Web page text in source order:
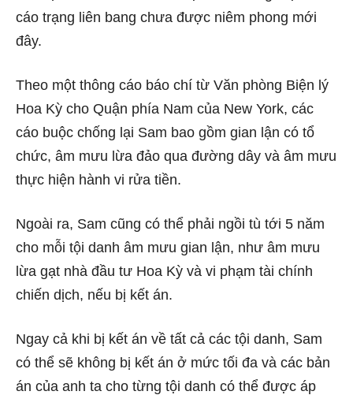
cáo trạng liên bang chưa được niêm phong mới
đây.
Theo một thông cáo báo chí từ Văn phòng Biện lý
Hoa Kỳ cho Quận phía Nam của New York, các
cáo buộc chống lại Sam bao gồm gian lận có tổ
chức, âm mưu lừa đảo qua đường dây và âm mưu
thực hiện hành vi rửa tiền.
Ngoài ra, Sam cũng có thể phải ngồi tù tới 5 năm
cho mỗi tội danh âm mưu gian lận, như âm mưu
lừa gạt nhà đầu tư Hoa Kỳ và vi phạm tài chính
chiến dịch, nếu bị kết án.
Ngay cả khi bị kết án về tất cả các tội danh, Sam
có thể sẽ không bị kết án ở mức tối đa và các bản
án của anh ta cho từng tội danh có thể được áp